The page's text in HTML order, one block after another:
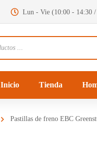
Lun - Vie (10:00 - 14:30
Inicio Tienda
Pastillas de freno EBC